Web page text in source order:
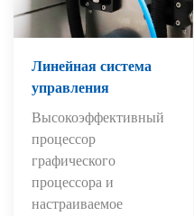
Линейная система
управления
Высокоэффективный
процессор
графического
процессора и
настраиваемое